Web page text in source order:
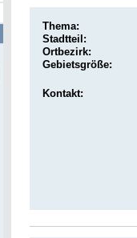
Thema:
Stadtteil:
Ortbezirk:
Gebietsgröße:
Kontakt: